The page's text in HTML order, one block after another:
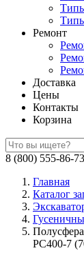
Ремонт
Доставка
Цены
Контакты
Корзина
8 (800) 555-86-73
Главная
Каталог
PC400-7